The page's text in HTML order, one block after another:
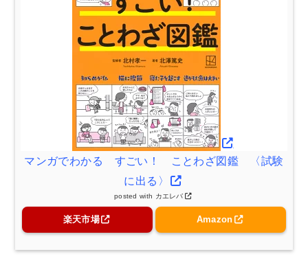
マンガでわかる すごい！ ことわざ図鑑 〈試験
に出る〉
posted with カエレバ
楽天市場 Amazon